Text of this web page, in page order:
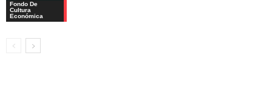
Fondo De
Cultura
Económica